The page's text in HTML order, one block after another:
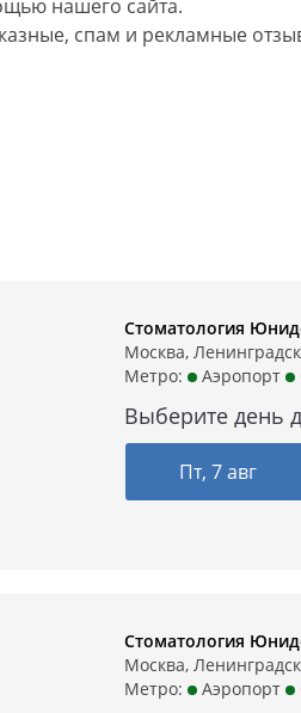
нашего сайта.
спам и рекламные
Стоматология
Москва,
Метро:
Аэропорт
Выберите день
Пт, 7 авг
Стоматология
Москва,
Метро:
Аэропорт